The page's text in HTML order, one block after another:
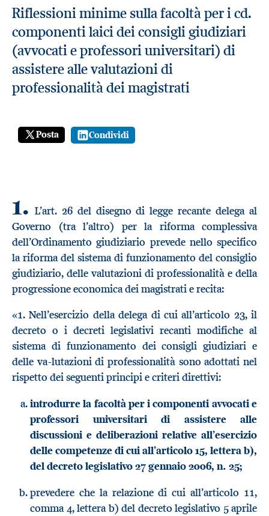
Riflessioni minime sulla facoltà per i cd.
componenti laici dei consigli giudiziari
(avvocati e professori universitari) di
assistere alle valutazioni di
professionalità dei magistrati
Posta Condividi
1. L’art. 26 del disegno di legge recante delega al
Governo (tra l’altro) per la riforma complessiva
dell’Ordinamento giudiziario prevede nello specifico
la riforma del sistema di funzionamento del consiglio
giudiziario, delle valutazioni di professionalità e della
progressione economica dei magistrati e recita:
«1. Nell’esercizio della delega di cui all’articolo 23, il
decreto o i decreti legislativi recanti modifiche al
sistema di funzionamento dei consigli giudiziari e
delle va-lutazioni di professionalità sono adottati nel
rispetto dei seguenti principi e criteri direttivi:
introdurre la facoltà per i componenti avvocati e
professori universitari di assistere alle
discussioni e deliberazioni relative all’esercizio
delle competenze di cui all’articolo 15, lettera b),
del decreto legislativo 27 gennaio 2006, n. 25;
prevedere che la relazione di cui all’articolo 11,
comma 4, lettera b) del decreto legislativo 5 aprile